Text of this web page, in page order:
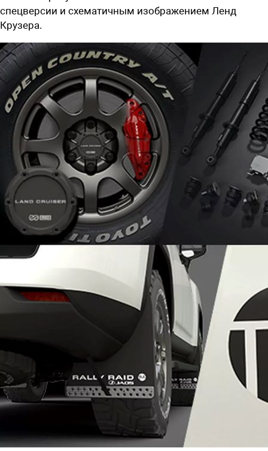
спецверсии и схематичным изображением Ленд
Крузера.